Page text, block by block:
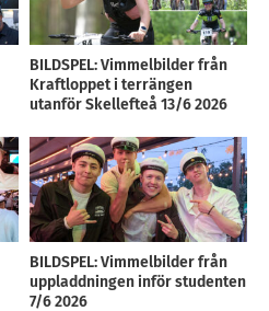
BILDSPEL: Vimmelbilder från
Kraftloppet i terrängen
utanför Skellefteå 13/6 2026
BILDSPEL: Vimmelbilder från
uppladdningen inför studenten
7/6 2026